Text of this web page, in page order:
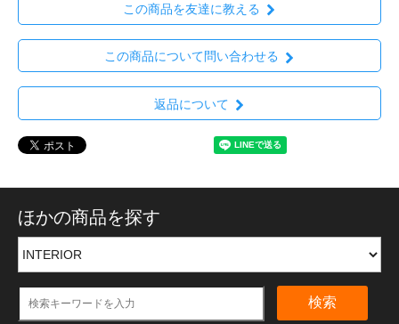
この商品を友達に教える
この商品について問い合わせる
返品について
ほかの商品を探す
検索